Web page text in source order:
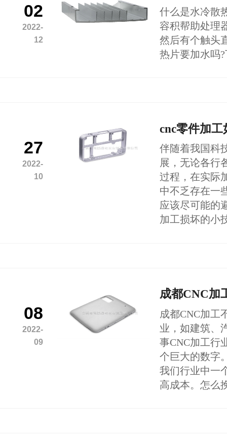
02
2022-
12
什么是水冷散
容积帮助处理
然后有个触头
热片要加水吗
27
2022-
10
cnc零件加
伴随着我国科
展，无论各行
过程，在实际
中不乏存在一
应该尽可能的
加工损坏的小
08
2022-
09
成都CNC加
成都CNC加工
业，如建筑、
事CNC加工行
个巨大的数字
我们行业中一
高成本。怎么